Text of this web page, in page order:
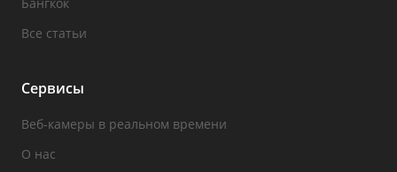
Все статьи
Сервисы
Веб-камеры в реальном времени
О нас